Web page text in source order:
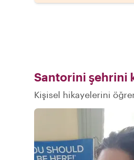
Santorini şehrini
Kişisel hikayelerini